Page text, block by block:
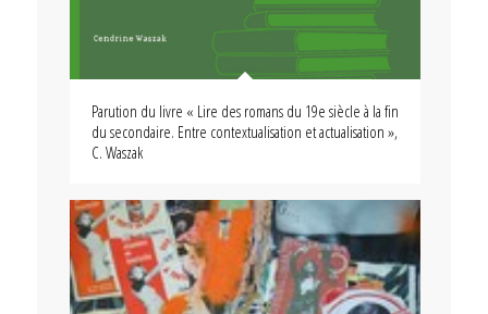
Parution du livre « Lire des romans du 19e siècle à la fin
du secondaire. Entre contextualisation et actualisation »,
C. Waszak